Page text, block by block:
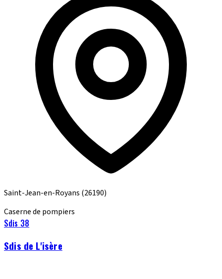
Saint-Jean-en-Royans (26190)
Caserne de pompiers
Sdis 38
Sdis de L'isère